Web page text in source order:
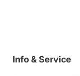
Info & Service